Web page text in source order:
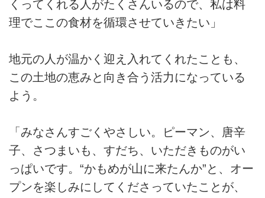
くってくれる人がたくさんいるので、私は料
理でここの食材を循環させていきたい」
地元の人が温かく迎え入れてくれたことも、
この土地の恵みと向き合う活力になっている
よう。
「みなさんすごくやさしい。ピーマン、唐辛
子、さつまいも、すだち、いただきものがい
っぱいです。“かもめが山に来たんか”と、オー
プンを楽しみにしてくださっていたことが、